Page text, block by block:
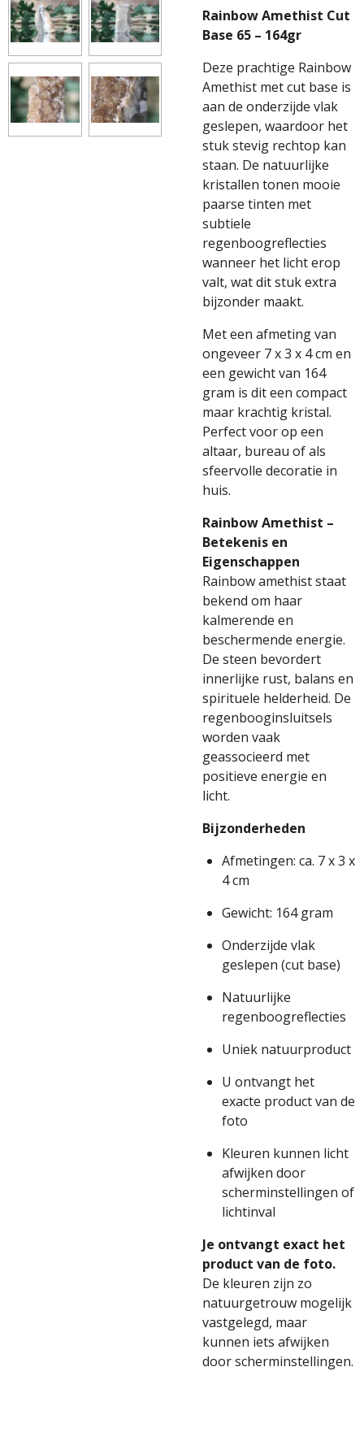
Rainbow Amethist Cut
Base 65 – 164gr
Deze prachtige Rainbow
Amethist met cut base is
aan de onderzijde vlak
geslepen, waardoor het
stuk stevig rechtop kan
staan. De natuurlijke
kristallen tonen mooie
paarse tinten met
subtiele
regenboogreflecties
wanneer het licht erop
valt, wat dit stuk extra
bijzonder maakt.
Met een afmeting van
ongeveer 7 x 3 x 4 cm en
een gewicht van 164
gram is dit een compact
maar krachtig kristal.
Perfect voor op een
altaar, bureau of als
sfeervolle decoratie in
huis.
Rainbow Amethist –
Betekenis en
Eigenschappen
Rainbow amethist staat
bekend om haar
kalmerende en
beschermende energie.
De steen bevordert
innerlijke rust, balans en
spirituele helderheid. De
regenbooginsluitsels
worden vaak
geassocieerd met
positieve energie en
licht.
Bijzonderheden
Afmetingen: ca. 7 x 3 x
4 cm
Gewicht: 164 gram
Onderzijde vlak
geslepen (cut base)
Natuurlijke
regenboogreflecties
Uniek natuurproduct
U ontvangt het
exacte product van de
foto
Kleuren kunnen licht
afwijken door
scherminstellingen of
lichtinval
Je ontvangt exact het
product van de foto.
De kleuren zijn zo
natuurgetrouw mogelijk
vastgelegd, maar
kunnen iets afwijken
door scherminstellingen.